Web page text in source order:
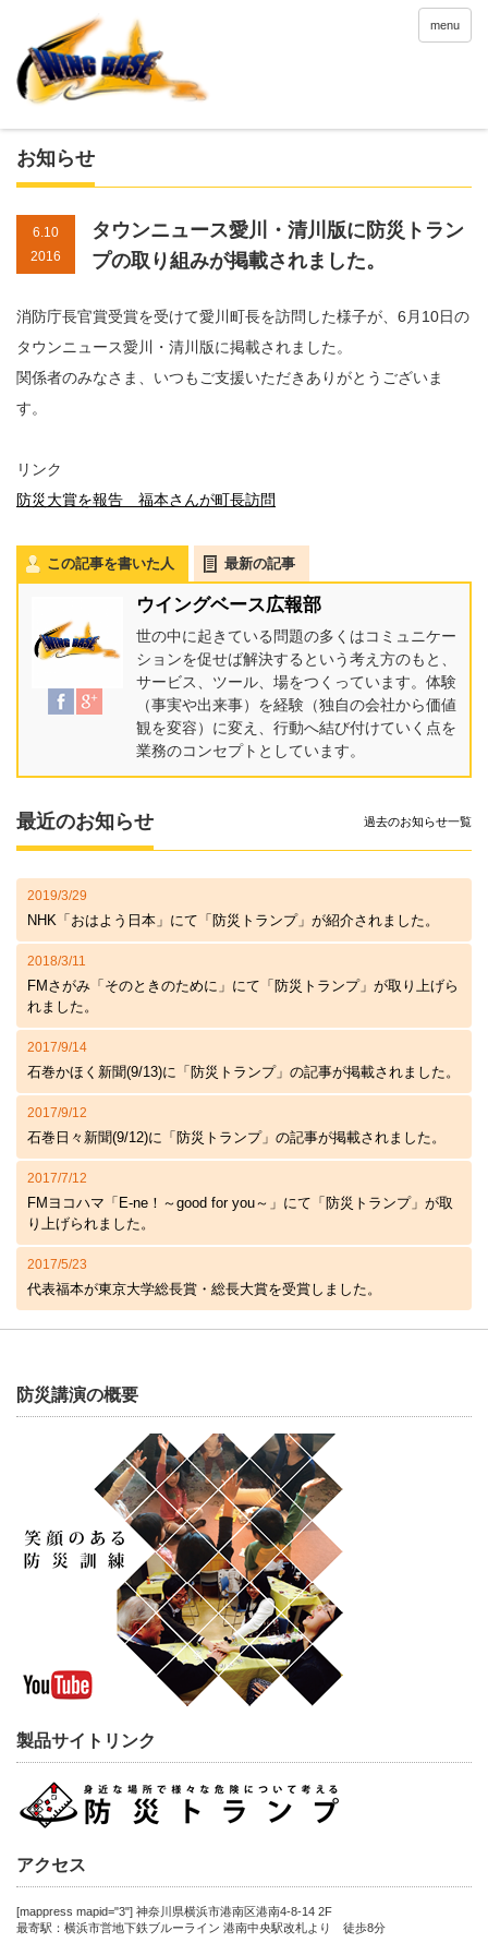
menu
お知らせ
6.10
2016
タウンニュース愛川・清川版に防災トラン
プの取り組みが掲載されました。
消防庁長官賞受賞を受けて愛川町長を訪問した様子が、6月10日の
タウンニュース愛川・清川版に掲載されました。
関係者のみなさま、いつもご支援いただきありがとうございま
す。
リンク
防災大賞を報告 福本さんが町長訪問
この記事を書いた人 最新の記事
ウイングベース広報部
世の中に起きている問題の多くはコミュニケー
ションを促せば解決するという考え方のもと、
サービス、ツール、場をつくっています。体験
（事実や出来事）を経験（独自の会社から価値
観を変容）に変え、行動へ結び付けていく点を
業務のコンセプトとしています。
最近のお知らせ
2019/3/29
NHK「おはよう日本」にて「防災トランプ」が紹介されました。
2018/3/11
FMさがみ「そのときのために」にて「防災トランプ」が取り上げら
れました。
2017/9/14
石巻かほく新聞(9/13)に「防災トランプ」の記事が掲載されました。
2017/9/12
石巻日々新聞(9/12)に「防災トランプ」の記事が掲載されました。
2017/7/12
FMヨコハマ「E-ne！～good for you～」にて「防災トランプ」が取
り上げられました。
2017/5/23
代表福本が東京大学総長賞・総長大賞を受賞しました。
過去のお知らせ一覧
防災講演の概要
製品サイトリンク
アクセス
[mappress mapid="3"] 神奈川県横浜市港南区港南4-8-14 2F
最寄駅：横浜市営地下鉄ブルーライン 港南中央駅改札より 徒歩8分